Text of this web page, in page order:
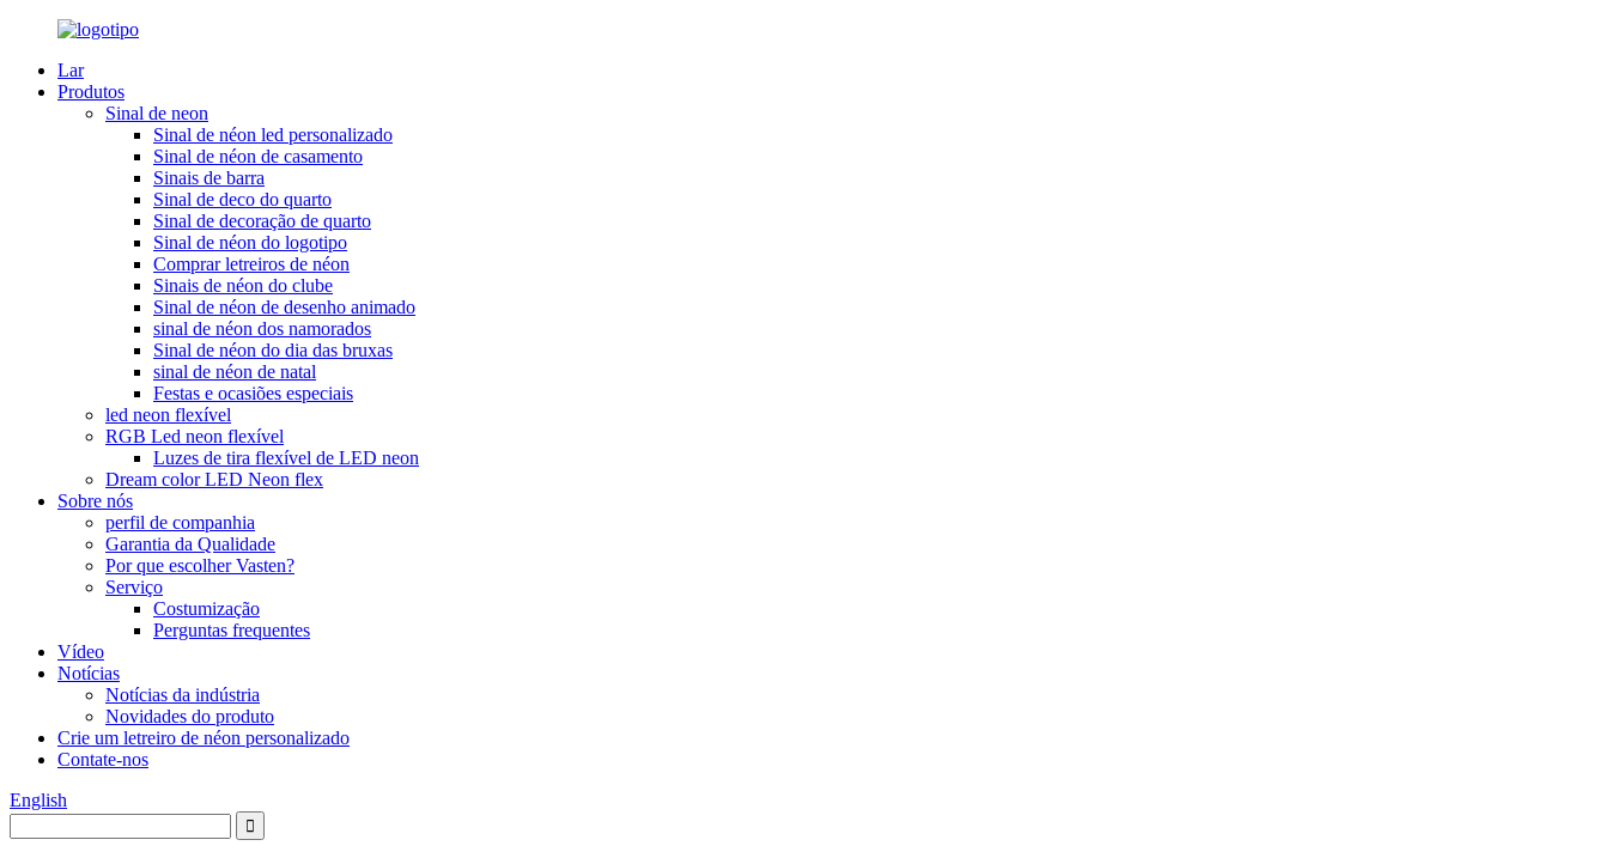
Lar
Produtos
Sinal de neon
Sinal de néon led personalizado
Sinal de néon de casamento
Sinais de barra
Sinal de deco do quarto
Sinal de decoração de quarto
Sinal de néon do logotipo
Comprar letreiros de néon
Sinais de néon do clube
Sinal de néon de desenho animado
sinal de néon dos namorados
Sinal de néon do dia das bruxas
sinal de néon de natal
Festas e ocasiões especiais
led neon flexível
RGB Led neon flexível
Luzes de tira flexível de LED neon
Dream color LED Neon flex
Sobre nós
perfil de companhia
Garantia da Qualidade
Por que escolher Vasten?
Serviço
Costumização
Perguntas frequentes
Vídeo
Notícias
Notícias da indústria
Novidades do produto
Crie um letreiro de néon personalizado
Contate-nos
English